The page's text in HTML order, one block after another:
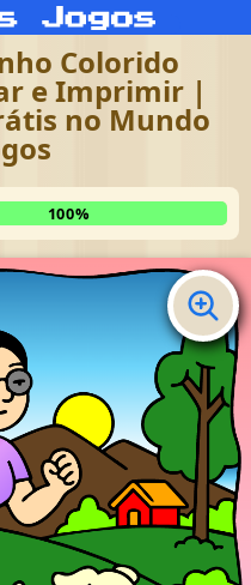
Colorido
e Imprimir |
no Mundo
100%